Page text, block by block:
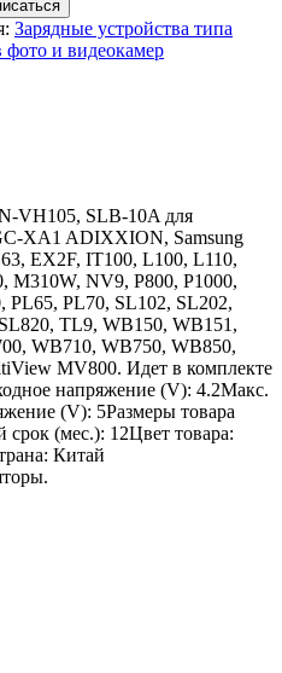
Зарядные устройства типа
фото и видеокамер
VH105, SLB-10A для
XA1 ADIXXION, Samsung
EX2F, IT100, L100, L110,
M310W, NV9, P800, P1000,
PL65, PL70, SL102, SL202,
TL9, WB150, WB151,
WB710, WB750, WB850,
MV800. Идет в комплекте
напряжение (V): 4.2Макс.
(V): 5Размеры товара
(мес.): 12Цвет товара:
Китай